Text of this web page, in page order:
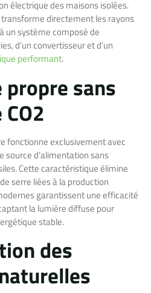
électrique des maisons isolées.
directement les rayons
un système composé de
d’un convertisseur et d’un
performant.
propre sans
fonctionne exclusivement avec
source d’alimentation sans
Cette caractéristique élimine
serre liées à la production
garantissent une efficacité
la lumière diffuse pour
stable.
des